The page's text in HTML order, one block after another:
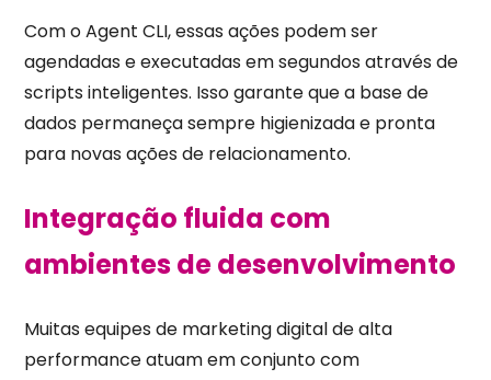
Com o Agent CLI, essas ações podem ser
agendadas e executadas em segundos através de
scripts inteligentes. Isso garante que a base de
dados permaneça sempre higienizada e pronta
para novas ações de relacionamento.
Integração fluida com
ambientes de desenvolvimento
Muitas equipes de marketing digital de alta
performance atuam em conjunto com